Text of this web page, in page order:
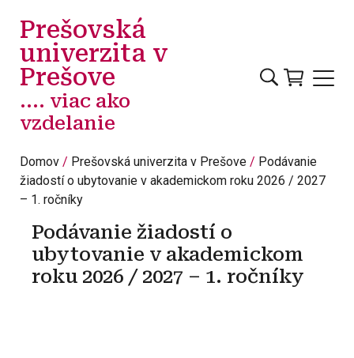
Prešovská
univerzita v
Prešove
.... viac ako
vzdelanie
Domov Prešovská univerzita v Prešove
Podávanie
žiadostí o ubytovanie v akademickom roku 2026 / 2027
– 1. ročníky
Podávanie žiadostí o
ubytovanie v akademickom
roku 2026 / 2027 – 1. ročníky